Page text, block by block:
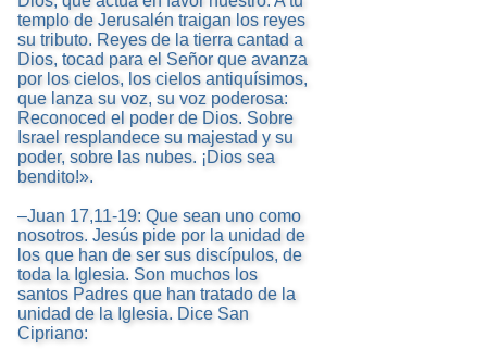
templo de Jerusalén traigan los reyes
su tributo. Reyes de la tierra cantad a
Dios, tocad para el Señor que avanza
por los cielos, los cielos antiquísimos,
que lanza su voz, su voz poderosa:
Reconoced el poder de Dios. Sobre
Israel resplandece su majestad y su
poder, sobre las nubes. ¡Dios sea
bendito!».
–Juan 17,11-19: Que sean uno como
nosotros. Jesús pide por la unidad de
los que han de ser sus discípulos, de
toda la Iglesia. Son muchos los
santos Padres que han tratado de la
unidad de la Iglesia. Dice San
Cipriano: